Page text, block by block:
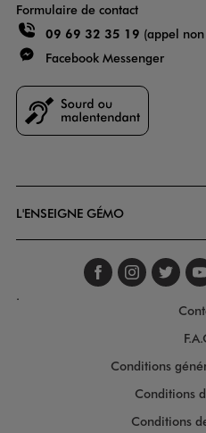
Formulaire de contact
09 69 32 35 19 (appel
Facebook Messenger
L'ENSEIGNE GÉMO
Suivez-
.
Conditions
Conditions
Conditions